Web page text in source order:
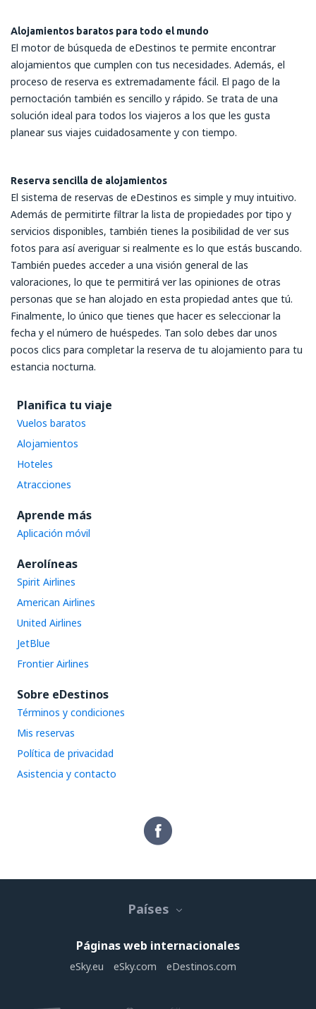
Alojamientos baratos para todo el mundo
El motor de búsqueda de eDestinos te permite encontrar
alojamientos que cumplen con tus necesidades. Además, el
proceso de reserva es extremadamente fácil. El pago de la
pernoctación también es sencillo y rápido. Se trata de una
solución ideal para todos los viajeros a los que les gusta
planear sus viajes cuidadosamente y con tiempo.
Reserva sencilla de alojamientos
El sistema de reservas de eDestinos es simple y muy intuitivo.
Además de permitirte filtrar la lista de propiedades por tipo y
servicios disponibles, también tienes la posibilidad de ver sus
fotos para así averiguar si realmente es lo que estás buscando.
También puedes acceder a una visión general de las
valoraciones, lo que te permitirá ver las opiniones de otras
personas que se han alojado en esta propiedad antes que tú.
Finalmente, lo único que tienes que hacer es seleccionar la
fecha y el número de huéspedes. Tan solo debes dar unos
pocos clics para completar la reserva de tu alojamiento para tu
estancia nocturna.
Planifica tu viaje
Vuelos baratos
Alojamientos
Hoteles
Atracciones
Aprende más
Aplicación móvil
Aerolíneas
Spirit Airlines
American Airlines
United Airlines
JetBlue
Frontier Airlines
Sobre eDestinos
Términos y condiciones
Mis reservas
Política de privacidad
Asistencia y contacto
Países
Páginas web internacionales
eSky.eu eSky.com eDestinos.com